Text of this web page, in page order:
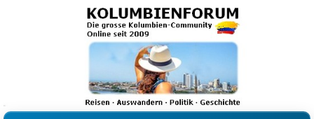
Kolumbienforum - Das
grosse Forum der
Freunde Kolumbiens
Reisen, Auswandern, Kultur, Politik, Geschichte und Visum in Kolumbien und Venezuela.
Austausch, Erfahrungen und Gemeinschaft im Kolumbienforum